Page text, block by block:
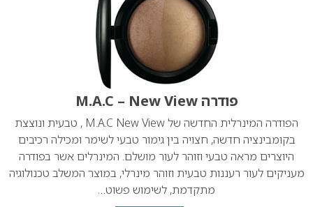
פודרה M.A.C – New View
הפודרה המינרלית החדשה של M.A.C New View , טבעית ונוצצת
בקומבינציה חדשה, חצויה בין גימור טבעי לשימר ומכילה רכיבים
היוצרים מראה טבעי וזוהר לעור מושלם. המינרלים אשר בפודרה
מעניקים לעור רעננות טבעית וזוהר מינרלי, במוצר המשלב טכנולוגיה
מתקדמת, לשימוש פשוט…